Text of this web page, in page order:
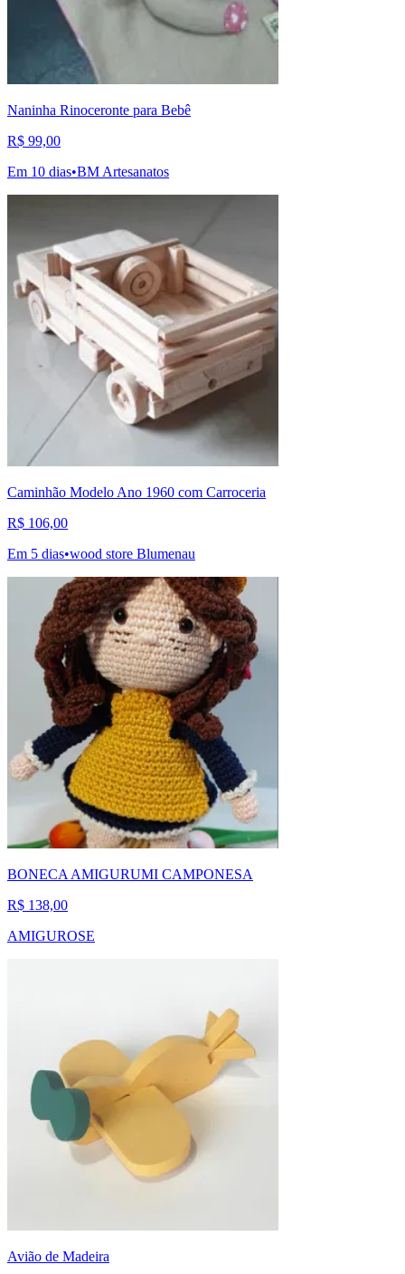
Naninha Rinoceronte para Bebê
R$ 99,00
Em 10 dias•BM Artesanatos
Caminhão Modelo Ano 1960 com Carroceria
R$ 106,00
Em 5 dias•wood store Blumenau
BONECA AMIGURUMI CAMPONESA
R$ 138,00
AMIGUROSE
Avião de Madeira